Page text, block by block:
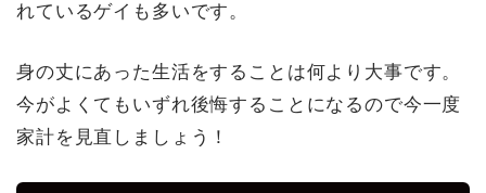
れているゲイも多いです。
身の丈にあった生活をすることは何より大事です。
今がよくてもいずれ後悔することになるので今一度
家計を見直しましょう！